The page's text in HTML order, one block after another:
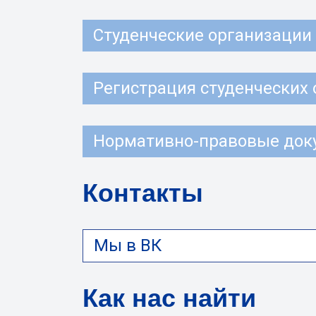
Студенческие организации
Регистрация
Нормативно-правовые
Контакты
Мы в ВК
Как нас найти